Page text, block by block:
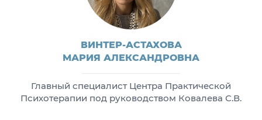
ВИНТЕР-АСТАХОВА
МАРИЯ АЛЕКСАНДРОВНА
Главный специалист Центра Практической
Психотерапии под руководством Ковалева С.В.